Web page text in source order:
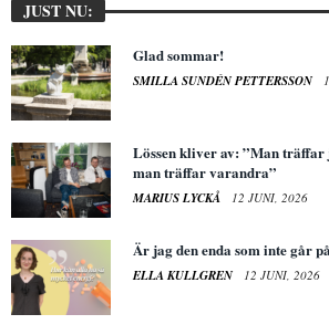
JUST NU:
Glad sommar!
SMILLA SUNDÉN PETTERSSON
Lössen kliver av: ”Man
man träffar varandra”
MARIUS LYCKÅ 12 JUNI, 2026
Är jag den enda som inte går
ELLA KULLGREN 12 JUNI, 2026